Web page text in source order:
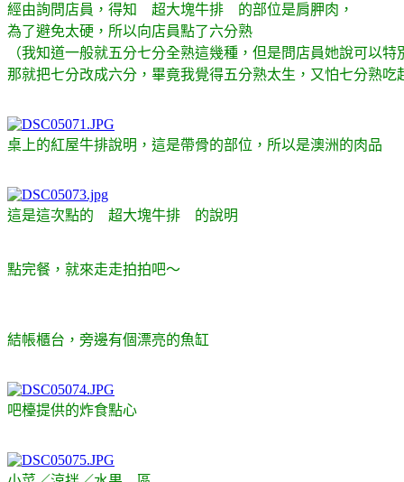
經由詢問店員，得知 超大塊牛排 的部位是肩胛肉，
為了避免太硬，所以向店員點了六分熟
（我知道一般就五分七分全熟這幾種，但是問店員她說可以特
那就把七分改成六分，畢竟我覺得五分熟太生，又怕七分熟吃
桌上的紅屋牛排說明，這是帶骨的部位，所以是澳洲的肉品
這是這次點的 超大塊牛排 的說明
點完餐，就來走走拍拍吧～
結帳櫃台，旁邊有個漂亮的魚缸
吧檯提供的炸食點心